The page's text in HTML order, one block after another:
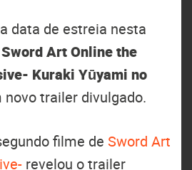
data de estreia nesta
Sword Art Online the
Kuraki Yūyami no
novo trailer divulgado.
filme de Sword Art
revelou o trailer